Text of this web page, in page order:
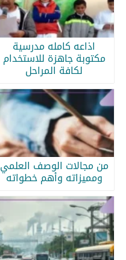
اذاعه كامله مدرسية
مكتوبة جاهزة للاستخدام
لكافة المراحل
من مجالات الوصف العلمي
ومميزاته وأهم خطواته